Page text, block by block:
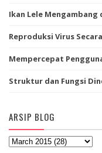
Ikan Lele Mengambang
Reproduksi Virus
Mempercepat
Struktur dan Fungsi
ARSIP BLOG